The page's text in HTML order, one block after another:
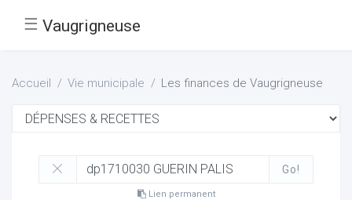
☰ Vaugrigneuse
Accueil Vie municipale Les finances de Vaugrigneuse
Go!
Lien permanent